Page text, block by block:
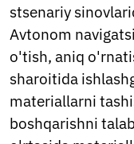
Tajik
Tamil
Thai
stsenariy
Avtonom
o'tish, aniq
sharoitida
materiallarni
boshqarishni